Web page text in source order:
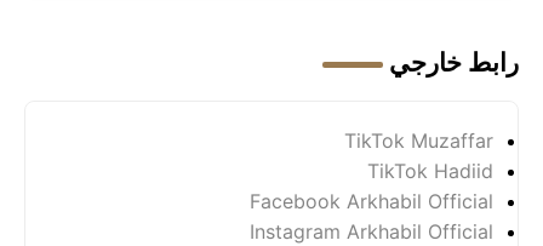
رابط خارجي
TikTok Muzaffar
TikTok Hadiid
Facebook Arkhabil Official
Instagram Arkhabil Official